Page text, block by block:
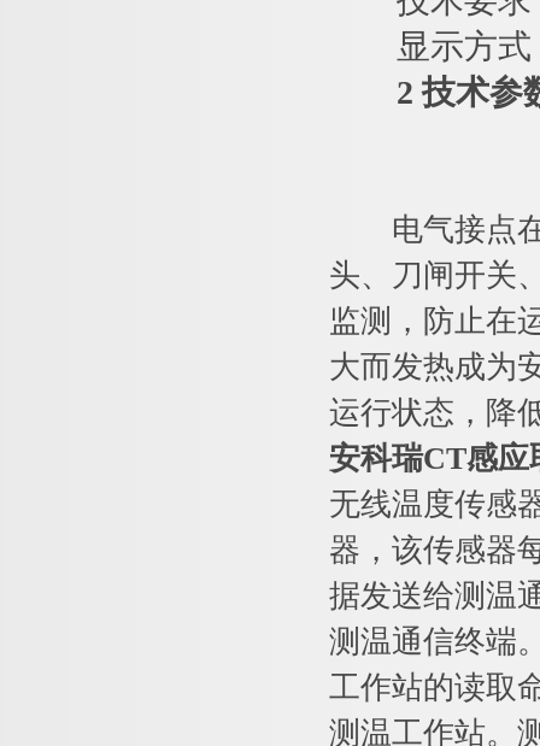
显示方式
2 技术参
电气接点在
头、刀闸开关
监测，防止在
大而发热成为
运行状态，降
安科瑞CT感应
无线温度传感
器，该传感器
据发送给测温
测温通信终端
工作站的读取
测温工作站。